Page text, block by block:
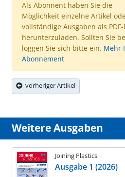
Als Abonnent haben Sie die
Möglichkeit einzelne Artikel
vollständige Ausgaben als
herunterzuladen. Sollten Sie
loggen Sie sich bitte ein. Mehr
Abonnement
vorheriger Artikel
Weitere Ausgaben
Joining Plastics
Ausgabe 1 (2026)